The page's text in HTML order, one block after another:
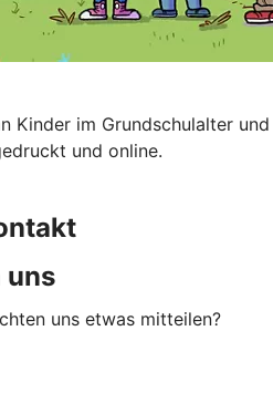
Kinder im Grundschulalter und
und online.
uns
uns etwas mitteilen?